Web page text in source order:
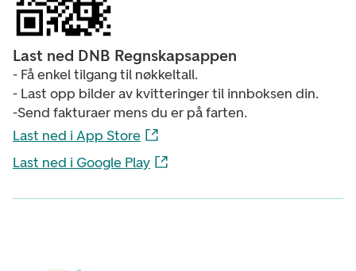
Last ned DNB Regnskapsappen
- Få enkel tilgang til nøkkeltall.
- Last opp bilder av kvitteringer til innboksen din.
-Send fakturaer mens du er på farten.
Last ned i App Store
Last ned i Google Play